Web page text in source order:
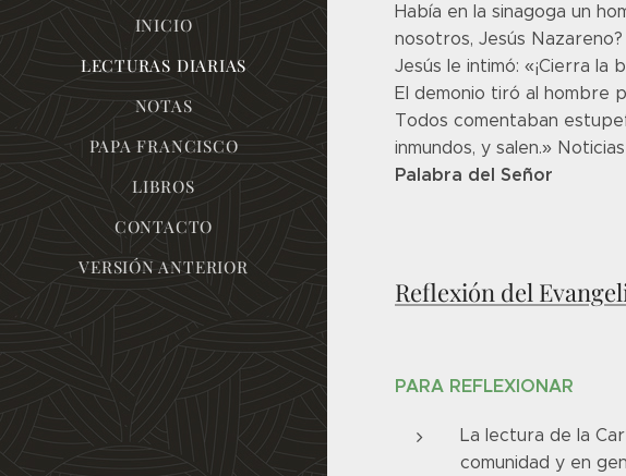
INICIO
LECTURAS DIARIAS
NOTAS
PAPA FRANCISCO
LIBROS
CONTACTO
VERSIÓN ANTERIOR
Había en la sinagoga un
nosotros, Jesús
Jesús le intimó: «¡Cierra la
El demonio tiró al hombre
Todos comentaban
inmundos, y salen.»
Palabra del Señor
Reflexión del
PARA REFLEXIONAR
La lectura de la
comunidad y en